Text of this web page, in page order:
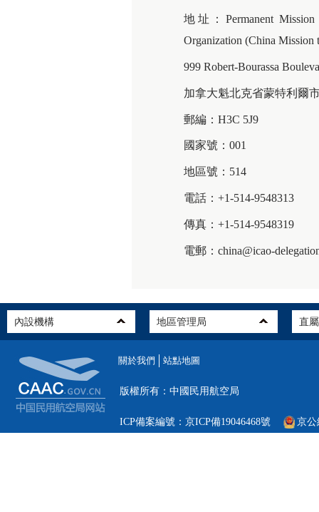
地址：Permanent
Organization (China
999 Robert-Bourassa
加拿大魁北克省蒙特利爾
郵編：H3C 5J9
國家號：001
地區號：514
電話：+1-514-9548313
傳真：+1-514-9548319
電郵：china@icao-
關於我們 站點地圖
版權所有：中國民用航空局
ICP備案編號：京ICP備19046468號 京公